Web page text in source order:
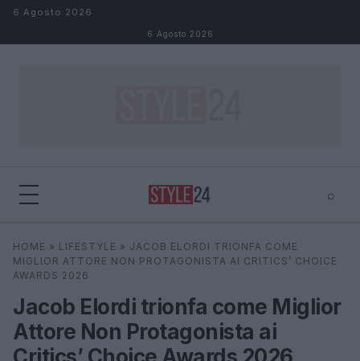
Salta al contenuto
6 Agosto 2026
6 Agosto 2026
⌕
Cerca
HOME » LIFESTYLE » JACOB ELORDI TRIONFA COME
MIGLIOR ATTORE NON PROTAGONISTA AI CRITICS’ CHOICE
AWARDS 2026
Jacob Elordi trionfa come Miglior
Attore Non Protagonista ai